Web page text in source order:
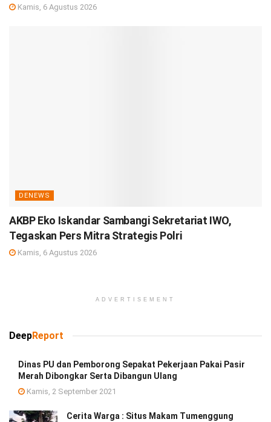
Kamis, 6 Agustus 2026
DENEWS
AKBP Eko Iskandar Sambangi Sekretariat IWO,
Tegaskan Pers Mitra Strategis Polri
Kamis, 6 Agustus 2026
ADVERTISEMENT
DeepReport
Dinas PU dan Pemborong Sepakat Pekerjaan Pakai Pasir
Merah Dibongkar Serta Dibangun Ulang
Kamis, 2 September 2021
Cerita Warga : Situs Makam Tumenggung